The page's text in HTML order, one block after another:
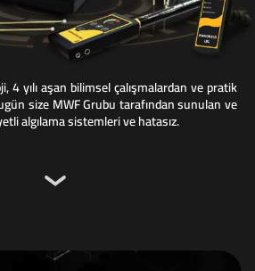
4 yılı aşan bilimsel çalışmalardan ve pratik
size MWF Grubu tarafından sunulan ve
algılama sistemleri ve hatasız.